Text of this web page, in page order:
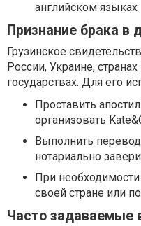
английском языках
Признание брака в
Грузинское
России, Украине,
государствах. Для его
Проставить
организовать
Выполнить
нотариально
При
своей стране или
Часто задаваемые